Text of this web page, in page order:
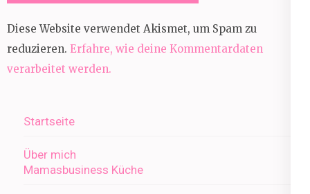
Diese Website verwendet Akismet, um Spam zu
reduzieren. Erfahre, wie deine Kommentardaten
verarbeitet werden.
Startseite
Über mich
Mamasbusiness Küche